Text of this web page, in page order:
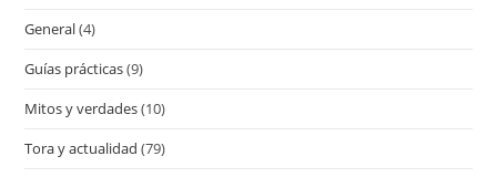
General(4)
Guías prácticas(9)
Mitos y verdades(10)
Tora y actualidad (79)